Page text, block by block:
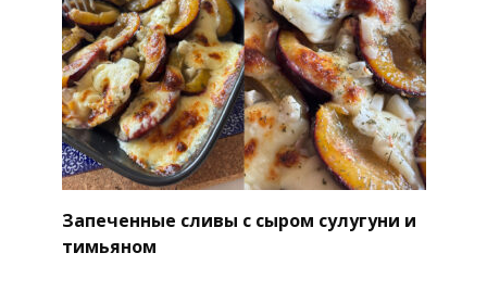
Запеченные сливы с сыром сулугуни и
тимьяном